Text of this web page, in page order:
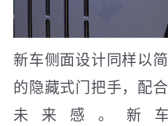
新车侧面设计同样以
的隐藏式门把手，配
未来感。新